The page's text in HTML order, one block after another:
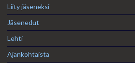
Liity jäseneksi
Jäsenedut
Lehti
Ajankohtaista